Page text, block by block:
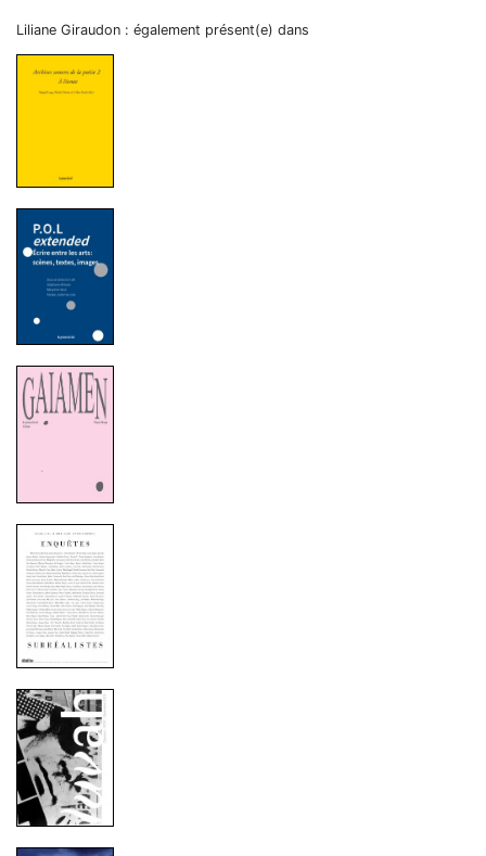
Liliane Giraudon : également présent(e) dans